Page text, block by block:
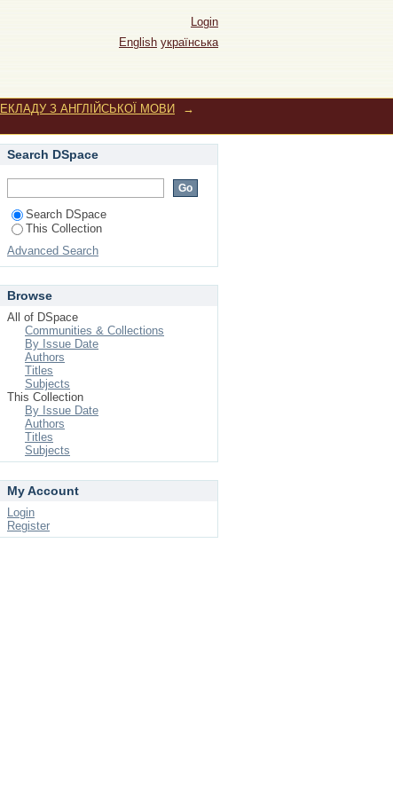
англомовних
текстів
Login
English українська
З АНГЛІЙСЬКОЇ МОВИ
→
Search DSpace
Search DSpace
This Collection
Advanced Search
Browse
All of DSpace
Communities & Collections
By Issue Date
Authors
Titles
Subjects
This Collection
By Issue Date
Authors
Titles
Subjects
My Account
Login
Register